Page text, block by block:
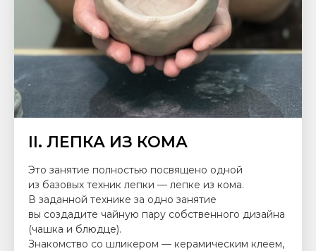
II. ЛЕПКА ИЗ КОМА
Это занятие полностью посвящено одной
из базовых техник лепки — лепке из кома.
В заданной технике за одно занятие
вы создадите чайную пару собственного дизайна
(чашка и блюдце).
Знакомство со шликером — керамическим клеем,